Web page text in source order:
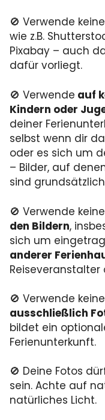
🚫 Verwende keine
wie z.B.
Pixabay – auch
dafür vorliegt.
🚫 Verwende auf
Kindern oder
deiner
selbst wenn dir
oder es sich um
– Bilder, auf
sind
🚫 Verwende
den Bildern,
sich um
anderer
Reiseveranstalter
🚫 Verwende keine
ausschließlich
bildet ein
Ferienunterkunft.
🚫 Deine Fotos
sein. Achte auf
natürliches Licht.